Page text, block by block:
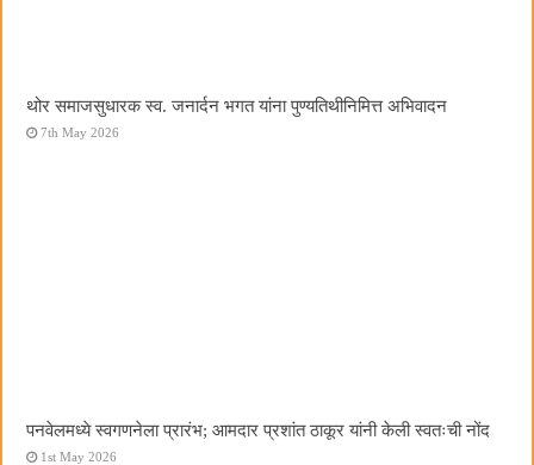
थोर समाजसुधारक स्व. जनार्दन भगत यांना पुण्यतिथीनिमित्त अभिवादन
7th May 2026
पनवेलमध्ये स्वगणनेला प्रारंभ; आमदार प्रशांत ठाकूर यांनी केली स्वतःची नोंद
1st May 2026